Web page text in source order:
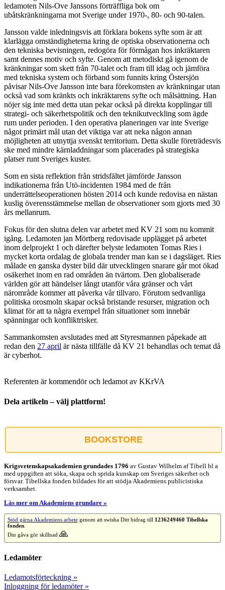
ledamoten Nils-Ove Janssons förträffliga bok om
ubåtskränkningarna mot Sverige under 1970-, 80- och 90-talen.
Jansson valde inledningsvis att förklara bokens syfte som är att
klarlägga omständigheterna kring de optiska observationerna och
den tekniska bevisningen, redogöra för förmågan hos inkräktaren
samt dennes motiv och syfte. Genom att metodiskt gå igenom de
kränkningar som skett från 70-talet och fram till idag och jämföra
med tekniska system och förband som funnits kring Östersjön
påvisar Nils-Ove Jansson inte bara förekomsten av kränkningar utan
också vad som kränkts och inkräktarens syfte och målsättning. Han
nöjer sig inte med detta utan pekar också på direkta kopplingar till
strategi- och säkerhetspolitik och den teknikutveckling som ägde
rum under perioden. I den operativa planeringen var inte Sverige
något primärt mål utan det viktiga var att neka någon annan
möjligheten att utnyttja svenskt territorium. Detta skulle företrädesvis
ske med mindre kärnladdningar som placerades på strategiska
platser runt Sveriges kuster.
Som en sista reflektion från stridsfältet jämförde Jansson
indikationerna från Utö-incidenten 1984 med de från
underrättelseoperationen hösten 2014 och kunde redovisa en nästan
kuslig överensstämmelse mellan de observationer som gjorts med 30
års mellanrum.
Fokus för den slutna delen var arbetet med KV 21 som nu kommit
igång. Ledamoten jan Mörtberg redovisade upplägget på arbetet
inom delprojekt 1 och därefter belyste ledamoten Tomas Ries i
mycket korta ordalag de globala trender man kan se i dagsläget. Ries
målade en ganska dyster bild där utvecklingen snarare går mot ökad
osäkerhet inom en rad områden än tvärtom. Den globaliserade
världen gör att händelser långt utanför våra gränser och vårt
närområde kommer att påverka vår tillvaro. Förutom sedvanliga
politiska orosmoln skapar också bristande resurser, migration och
klimat för att ta några exempel från situationer som innebär
spänningar och konfliktrisker.
Sammankomsten avslutades med att Styresmannen påpekade att
redan den 27 april är nästa tillfälle då KV 21 behandlas och temat då
är cyberhot.
Referenten är kommendör och ledamot av KKrVA
Dela artikeln – välj plattform!
post
BOOKSTORE
Krigsvetenskap­sakademien grundades 1796 av Gustav Wilhelm af Tibell bl a
med uppgiften att söka, skapa och sprida kunskap om Sveriges säkerhet och
försvar. Tibellska fonden bildades för att stödja Akademiens publicistiska
verksamhet.
Läs mer om Akademiens grundare »
Stöd gärna Akademiens arbetegenom att swisha Ditt bidrag till 1236249460 Tibellska
fonden.
Din gåva gör skillnad 🙏
Ledamöter
Ledamotsförteckning »
Inloggning för ledamöter »